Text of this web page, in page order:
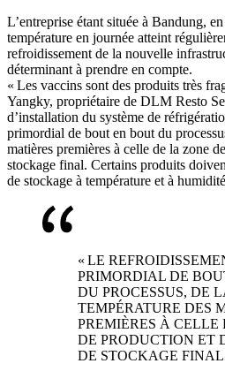
L’entreprise étant située à Bandung,
température en journée atteint
refroidissement de la nouvelle
déterminant à prendre en compte.
« Les vaccins sont des produits très
Yangky, propriétaire de DLM Resto
d’installation du système de
primordial de bout en bout du
matières premières à celle de la zone
stockage final. Certains produits
de stockage à température et à
« LE
PRIMORDIAL DE
DU PROCESSUS, DE
TEMPÉRATURE DES
PREMIÈRES À CELLE
DE PRODUCTION ET
DE STOCKAGE